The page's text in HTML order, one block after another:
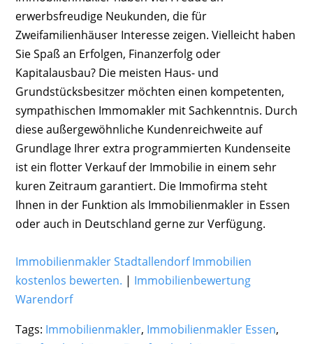
erwerbsfreudige Neukunden, die für
Zweifamilienhäuser Interesse zeigen. Vielleicht haben
Sie Spaß an Erfolgen, Finanzerfolg oder
Kapitalausbau? Die meisten Haus- und
Grundstücksbesitzer möchten einen kompetenten,
sympathischen Immomakler mit Sachkenntnis. Durch
diese außergewöhnliche Kundenreichweite auf
Grundlage Ihrer extra programmierten Kundenseite
ist ein flotter Verkauf der Immobilie in einem sehr
kuren Zeitraum garantiert. Die Immofirma steht
Ihnen in der Funktion als Immobilienmakler in Essen
oder auch in Deutschland gerne zur Verfügung.
Immobilienmakler Stadtallendorf Immobilien
kostenlos bewerten. | Immobilienbewertung
Warendorf
Tags: Immobilienmakler, Immobilienmakler Essen,